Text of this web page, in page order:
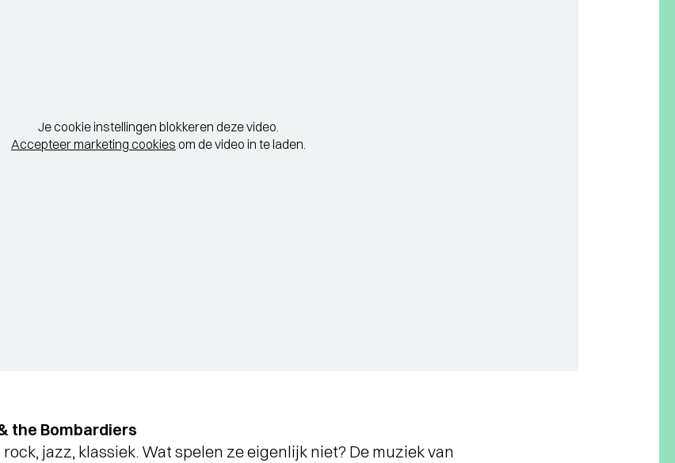
Je cookie instellingen blokkeren deze video.
Accepteer marketing cookies om de video in te laden.
the Bombardiers
jazz, klassiek. Wat spelen ze eigenlijk niet? De muziek van